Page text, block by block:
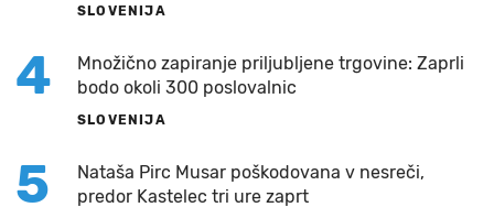
SLOVENIJA
4
Množično zapiranje priljubljene trgovine: Zaprli
bodo okoli 300 poslovalnic
SLOVENIJA
5
Nataša Pirc Musar poškodovana v nesreči,
predor Kastelec tri ure zaprt